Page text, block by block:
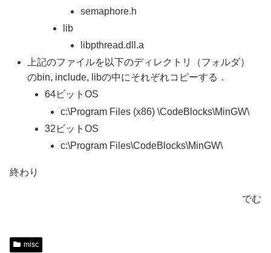
semaphore.h
lib
libpthread.dll.a
上記のファイルを以下のディレクトリ（フォルダ）
のbin, include, libの中にそれぞれコピーする．
64ビットOS
c:\Program Files (x86) \CodeBlocks\MinGW\
32ビットOS
c:\Program Files\CodeBlocks\MinGW\
終わり
でむ
misc